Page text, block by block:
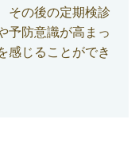
その後の定期検診
予防意識が高まっ
感じることができ